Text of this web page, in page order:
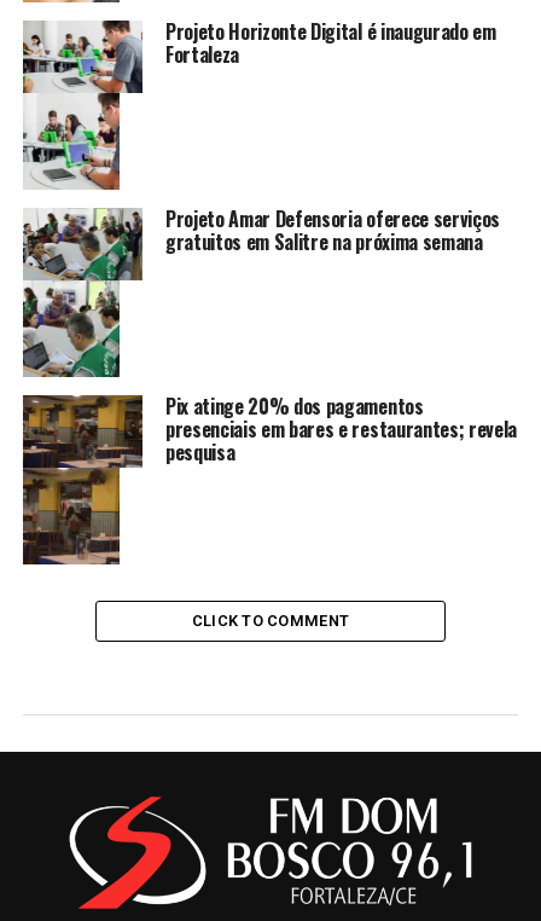
Projeto Horizonte Digital é inaugurado em
Fortaleza
Projeto Amar Defensoria oferece serviços
gratuitos em Salitre na próxima semana
Pix atinge 20% dos pagamentos
presenciais em bares e restaurantes; revela
pesquisa
CLICK TO COMMENT